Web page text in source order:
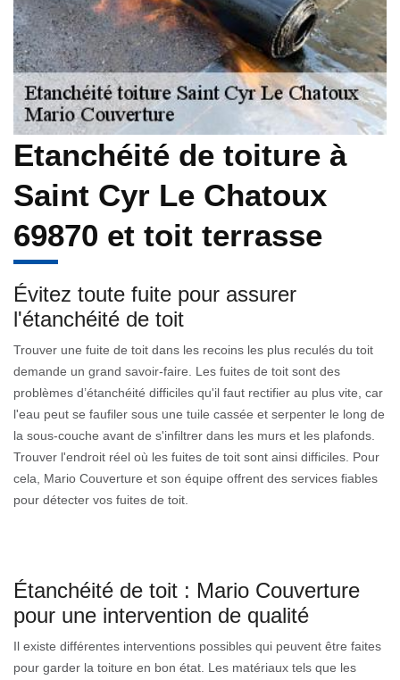
Etanchéité de toiture à
Saint Cyr Le Chatoux
69870 et toit terrasse
Évitez toute fuite pour assurer
l'étanchéité de toit
Trouver une fuite de toit dans les recoins les plus reculés du toit
demande un grand savoir-faire. Les fuites de toit sont des
problèmes d’étanchéité difficiles qu'il faut rectifier au plus vite, car
l'eau peut se faufiler sous une tuile cassée et serpenter le long de
la sous-couche avant de s'infiltrer dans les murs et les plafonds.
Trouver l'endroit réel où les fuites de toit sont ainsi difficiles. Pour
cela, Mario Couverture et son équipe offrent des services fiables
pour détecter vos fuites de toit.
Étanchéité de toit : Mario Couverture
pour une intervention de qualité
Il existe différentes interventions possibles qui peuvent être faites
pour garder la toiture en bon état. Les matériaux tels que les